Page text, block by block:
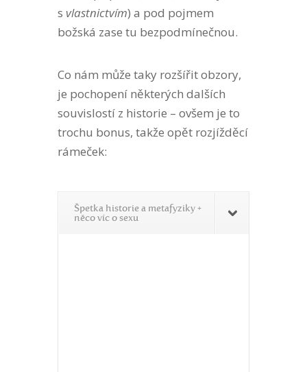
s vlastnictvím) a pod pojmem
božská zase tu bezpodmínečnou.
Co nám může taky rozšířit obzory,
je pochopení některých dalších
souvislostí z historie – ovšem je to
trochu bonus, takže opět rozjížděcí
rámeček:
Špetka historie a metafyziky +
něco víc o sexu